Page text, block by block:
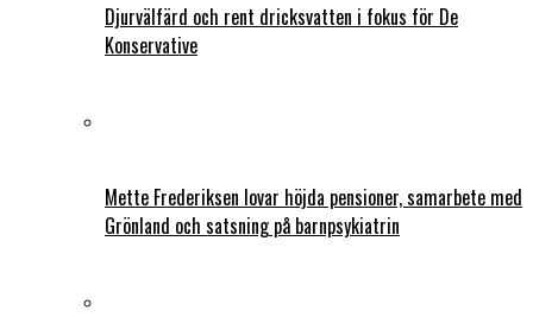
Djurvälfärd och rent dricksvatten i fokus för De
Konservative
Mette Frederiksen lovar höjda pensioner, samarbete med
Grönland och satsning på barnpsykiatrin